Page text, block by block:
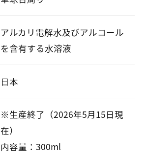
アルカリ電解水及びアルコール
を含有する水溶液
日本
※生産終了（2026年5月15日現
在）
内容量：300ml